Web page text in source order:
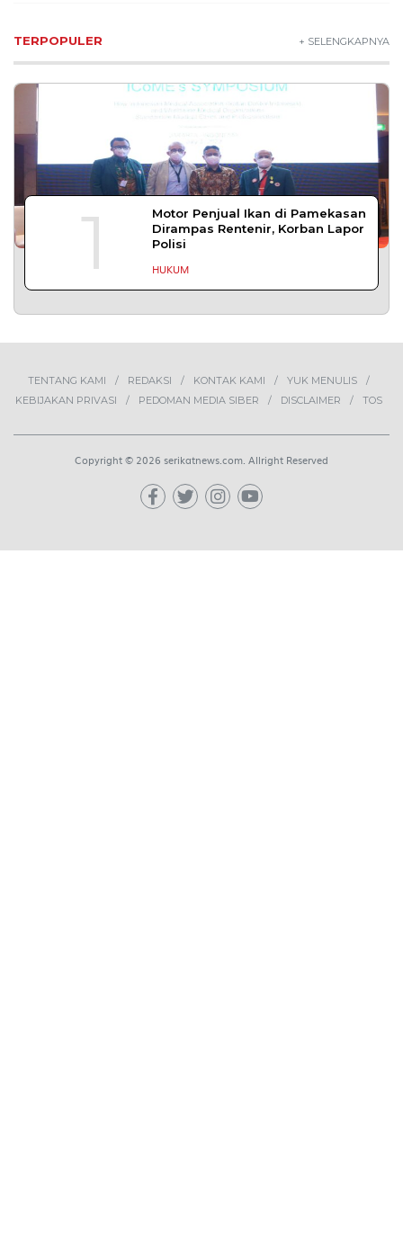
TERPOPULER + SELENGKAPNYA
1
Motor Penjual Ikan di Pamekasan
Dirampas Rentenir, Korban Lapor
Polisi
HUKUM
TENTANG KAMI REDAKSI KONTAK KAMI
YUK MENULIS
KEBIJAKAN PRIVASI
PEDOMAN MEDIA SIBER DISCLAIMER TOS
Copyright © 2026 serikatnews.com. Allright Reserved